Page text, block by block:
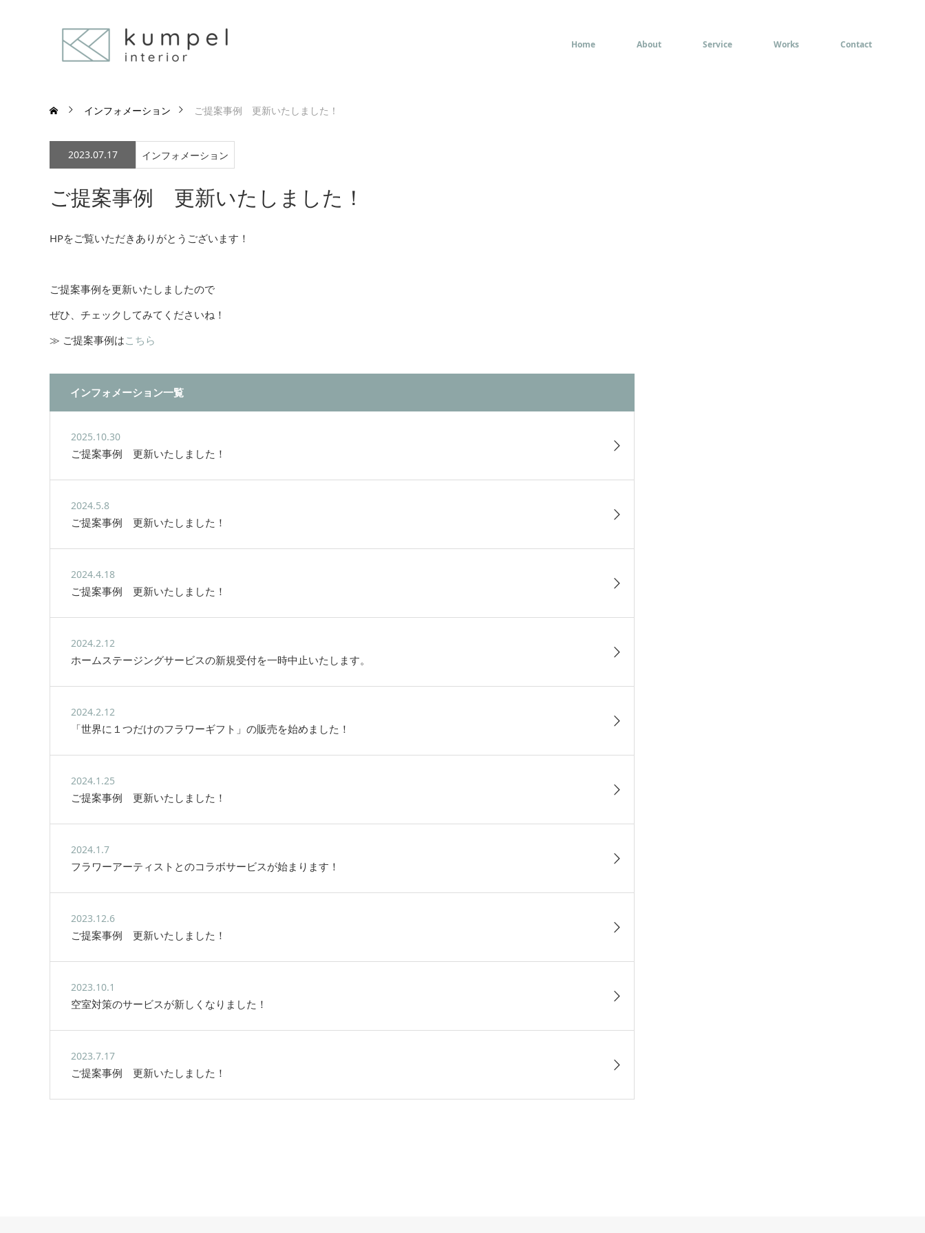
Home About Service Works Contact
インフォメーション ご提案事例 更新いたしました！
2023.07.17 インフォメーション
ご提案事例 更新いたしました！
HPをご覧いただきありがとうございます！
ご提案事例を更新いたしましたので
ぜひ、チェックしてみてくださいね！
≫ ご提案事例はこ ちら
インフォメーション一覧
2025.10.30
ご提案事例 更新いたしました！
2024.5.8
ご提案事例 更新いたしました！
2024.4.18
ご提案事例 更新いたしました！
2024.2.12
ホームステージングサービスの新規受付を一時中止いたします。
2024.2.12
「世界に１つだけのフラワーギフト」の販売を始めました！
2024.1.25
ご提案事例 更新いたしました！
2024.1.7
フラワーアーティストとのコラボサービスが始まります！
2023.12.6
ご提案事例 更新いたしました！
2023.10.1
空室対策のサービスが新しくなりました！
2023.7.17
ご提案事例 更新いたしました！